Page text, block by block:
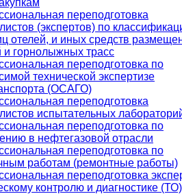
переподготовка
(экспертов) по
отелей, и иных средств
и горнолыжных трасс
переподготовка по
технической экспертизе
(ОСАГО)
переподготовка
испытательных
переподготовка по
в нефтегазовой отрасли
переподготовка по
работам (ремонтные работы)
переподготовка
контролю и диагностике (ТО)